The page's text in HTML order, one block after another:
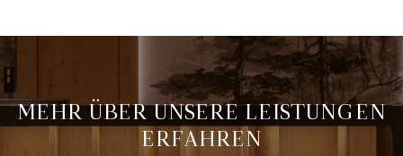
MEHR ÜBER UNSERE LEISTUNGEN
ERFAHREN